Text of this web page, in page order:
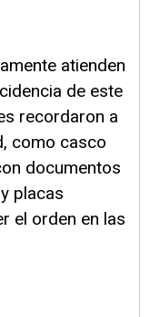
atienden
de este
recordaron a
como casco
documentos
placas
el orden en las